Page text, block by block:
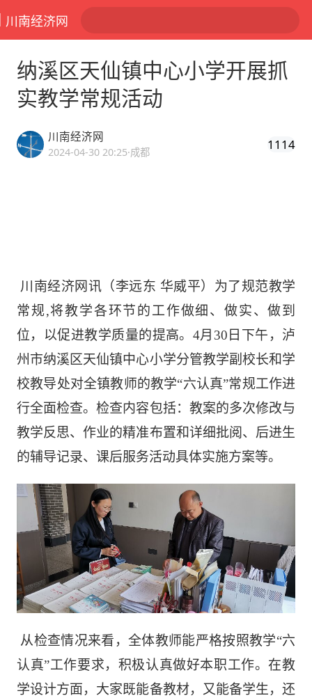
川南经济网
纳溪区天仙镇中心小学开展抓
实教学常规活动
川南经济网
2024-04-30 20:25·成都 1114
川南经济网讯（李远东 华威平） 为了规范教学
常规,将教学各环节的工作做细、做实、做到
位，以促进教学质量的提高。4月 30 日下午，泸
州市纳溪区天仙镇中心小学分管教学副校长和学
校教导处对全镇教师的教学“六认真”常规工作进
行全面检查。检查内容包括：教案的多次修改与
教学反思、作业的精准布置和详细批阅、后进生
的辅导记录、课后服务活动具体实施方案等。
从检查情况来看，全体教师能严格按照教学“六
认真”工作要求，积极认真做好本职工作。在教
学设计方面，大家既能备教材，又能备学生，还